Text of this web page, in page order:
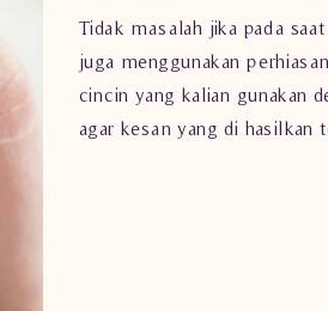
Tidak masalah jika pada
juga menggunakan
cincin yang kalian gunakan
agar kesan yang di hasilkan